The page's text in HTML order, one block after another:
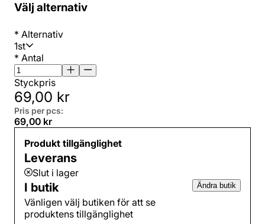
Välj alternativ
* Alternativ
1st
* Antal
Styckpris
69,00 kr
Pris per pcs:
69,00 kr
Produkt tillgänglighet
Leverans
Slut i lager
I butik
Vänligen välj butiken för att se
produktens tillgänglighet
Ändra butik